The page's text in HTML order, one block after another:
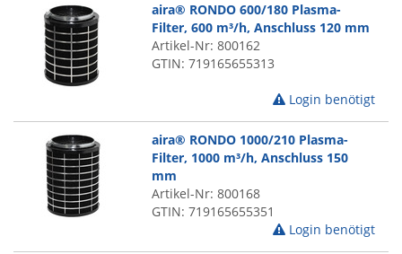
aira® RONDO 600/180 Plasma-
Filter, 600 m³/h, Anschluss 120 mm
Artikel-Nr: 800162
GTIN: 719165655313
Login benötigt
aira® RONDO 1000/210 Plasma-
Filter, 1000 m³/h, Anschluss 150
mm
Artikel-Nr: 800168
GTIN: 719165655351
Login benötigt